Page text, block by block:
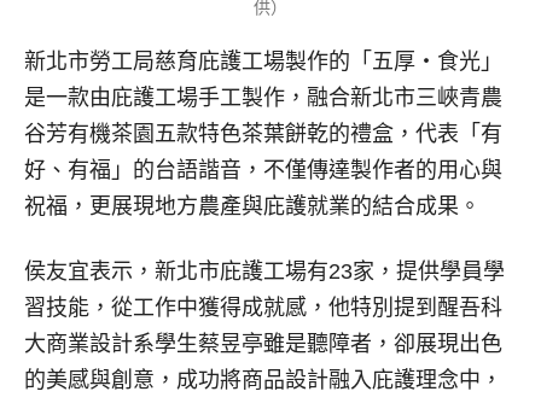
供）
新北市勞工局慈育庇護工場製作的「五厚‧食光」
是一款由庇護工場手工製作，融合新北市三峽青農
谷芳有機茶園五款特色茶葉餅乾的禮盒，代表「有
好、有福」的台語諧音，不僅傳達製作者的用心與
祝福，更展現地方農產與庇護就業的結合成果。
侯友宜表示，新北市庇護工場有23家，提供學員學
習技能，從工作中獲得成就感，他特別提到醒吾科
大商業設計系學生蔡昱亭雖是聽障者，卻展現出色
的美感與創意，成功將商品設計融入庇護理念中，